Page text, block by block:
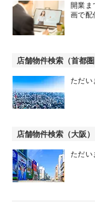
開業ま
画で配
店舗物件検索（首都圏
ただい
店舗物件検索（大阪）
ただい